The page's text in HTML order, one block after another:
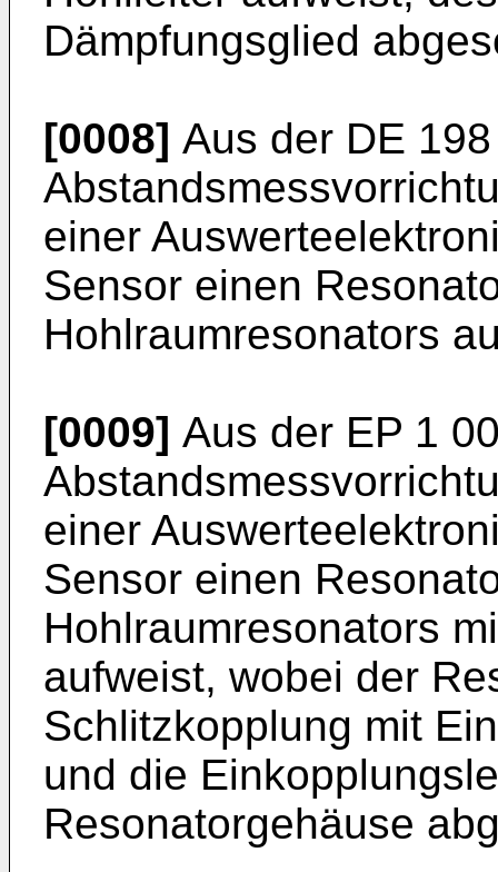
Dämpfungsglied
[0008] Aus der DE
einer
Sensor einen
Hohlraumresonators
[0009] Aus der EP 1
einer
Sensor einen
Hohlraumresonators
aufweist, wobei der
Schlitzkopplung mit
und die
Resonatorgehäuse